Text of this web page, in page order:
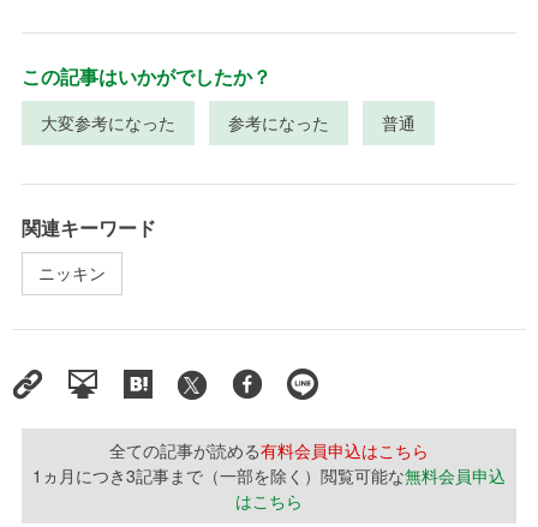
この記事はいかがでしたか？
大変参考になった 参考になった 普通
関連キーワード
ニッキン
全ての記事が読める有料会員申込はこちら
1ヵ月につき3記事まで（一部を除く）閲覧可能な無料会員申込
はこちら